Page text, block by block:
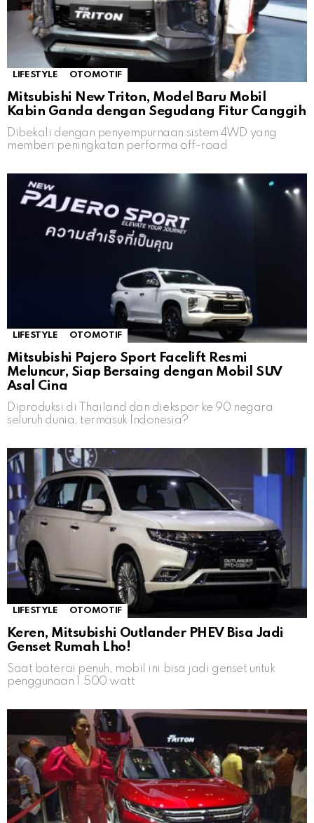
LIFESTYLE OTOMOTIF
Mitsubishi New Triton, Model Baru Mobil
Kabin Ganda dengan Segudang Fitur Canggih
Dibekali dengan penyempurnaan sistem 4WD yang
memberi peningkatan performa off-road
LIFESTYLE OTOMOTIF
Mitsubishi Pajero Sport Facelift Resmi
Meluncur, Siap Bersaing dengan Mobil SUV
Asal Cina
Diproduksi di Thailand dan diekspor ke 90 negara
seluruh dunia, termasuk Indonesia?
LIFESTYLE OTOMOTIF
Keren, Mitsubishi Outlander PHEV Bisa Jadi
Genset Rumah Lho!
Saat baterai penuh, mobil ini bisa jadi genset untuk
penggunaan 1.500 watt